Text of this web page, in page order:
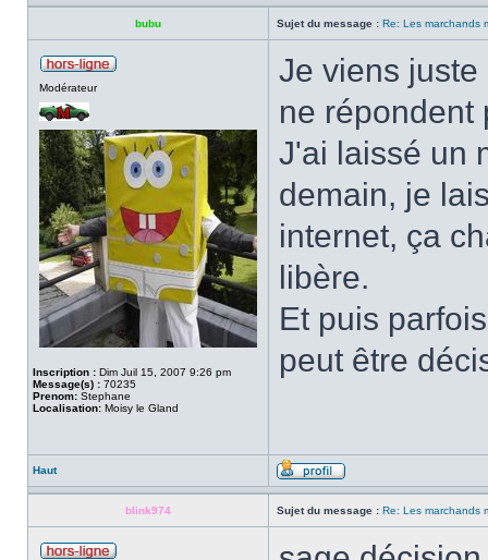
bubu Sujet du message : Re: Les marchands
Modérateur
Inscription : Dim Juil 15, 2007 9:26 pm
Message(s) : 70235
Prenom: Stephane
Localisation: Moisy le Gland
Je viens
ne répondent
J'ai laissé un
demain, je
internet, ça
libère.
Et puis
peut être
Haut
blink974 Sujet du message : Re: Les marchands